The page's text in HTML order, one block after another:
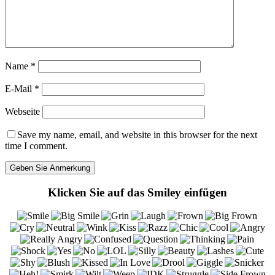
Name *
E-Mail *
Webseite
Save my name, email, and website in this browser for the next
time I comment.
Klicken Sie auf das Smiley einfügen